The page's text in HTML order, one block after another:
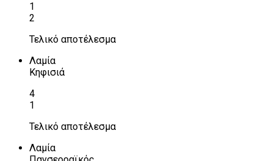
1
2
Τελικό αποτέλεσμα
Λαμία
Κηφισιά
4
1
Τελικό αποτέλεσμα
Λαμία